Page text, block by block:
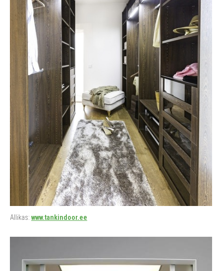
Allikas: www.tankindoor.ee